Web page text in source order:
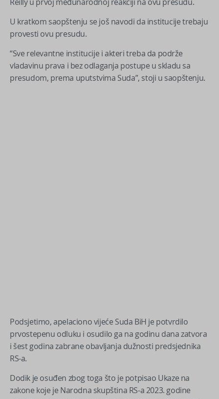
U kratkom saopštenju se još navodi da institucije trebaju
provesti ovu presudu.
“Sve relevantne institucije i akteri treba da podrže
vladavinu prava i bez odlaganja postupe u skladu sa
presudom, prema uputstvima Suda”, stoji u saopštenju.
Podsjetimo, apelaciono vijeće Suda BiH je potvrdilo
prvostepenu odluku i osudilo ga na godinu dana zatvora
i šest godina zabrane obavljanja dužnosti predsjednika
RS-a.
Dodik je osuđen zbog toga što je potpisao Ukaze na
zakone koje je Narodna skupština RS-a 2023. godine